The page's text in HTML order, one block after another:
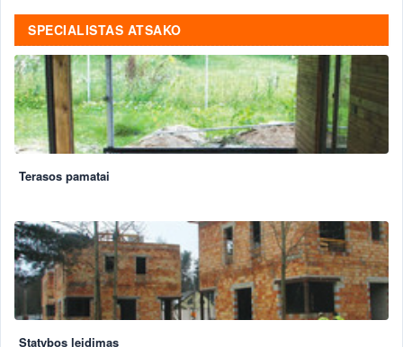
SPECIALISTAS ATSAKO
Terasos pamatai
Statybos leidimas